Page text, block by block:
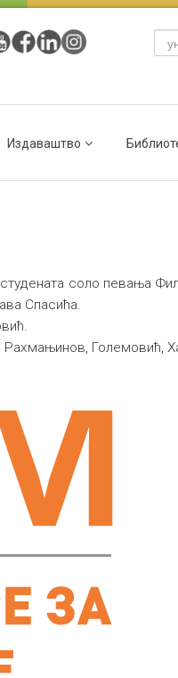
Издаваштво
соло певања
Спасића.
Големовић,